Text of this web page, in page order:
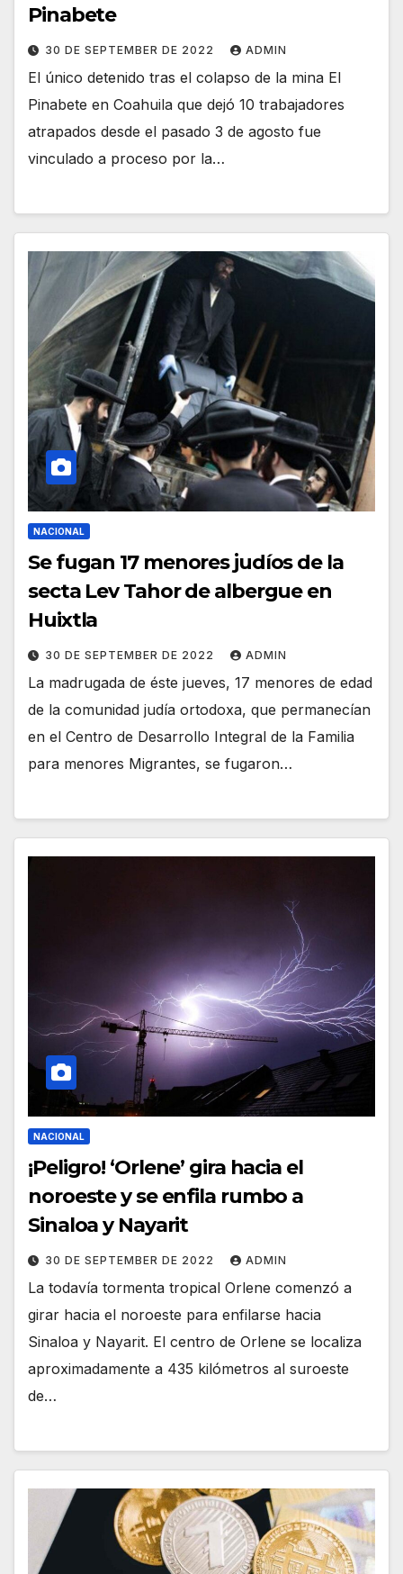
Pinabete
30 DE SEPTEMBER DE 2022 ADMIN
El único detenido tras el colapso de la mina El
Pinabete en Coahuila que dejó 10 trabajadores
atrapados desde el pasado 3 de agosto fue
vinculado a proceso por la…
NACIONAL
Se fugan 17 menores judíos de la
secta Lev Tahor de albergue en
Huixtla
30 DE SEPTEMBER DE 2022 ADMIN
La madrugada de éste jueves, 17 menores de edad
de la comunidad judía ortodoxa, que permanecían
en el Centro de Desarrollo Integral de la Familia
para menores Migrantes, se fugaron…
NACIONAL
¡Peligro! ‘Orlene’ gira hacia el
noroeste y se enfila rumbo a
Sinaloa y Nayarit
30 DE SEPTEMBER DE 2022 ADMIN
La todavía tormenta tropical Orlene comenzó a
girar hacia el noroeste para enfilarse hacia
Sinaloa y Nayarit. El centro de Orlene se localiza
aproximadamente a 435 kilómetros al suroeste
de…